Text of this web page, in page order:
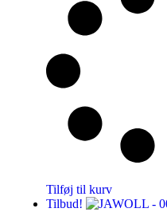
Tilføj til kurv
Tilbud!